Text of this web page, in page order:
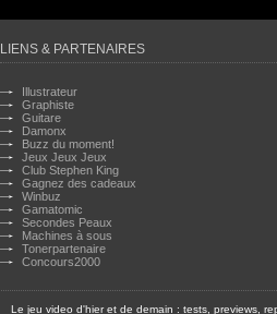
LIENS & PARTENAIRES
Illustrateur
Graphiste
Guitare
Damonx
Buzz du moment!
Jeux Jeux Jeux
Club Stephen King
Gagnez des cadeaux
Winbuz
Gamatomic
Secondes Peaux
Machines à sous
Tonerpartenaire
Concours2000
Le jeu video d'hier et de demain : tests, previews,